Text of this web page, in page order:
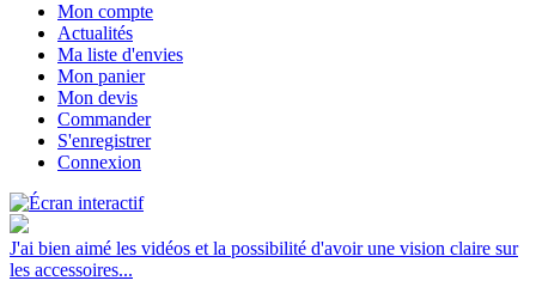
Mon compte
Actualités
Ma liste d'envies
Mon panier
Mon devis
Commander
S'enregistrer
Connexion
J'ai bien aimé les vidéos et la possibilité d'avoir une vision claire sur
les accessoires...